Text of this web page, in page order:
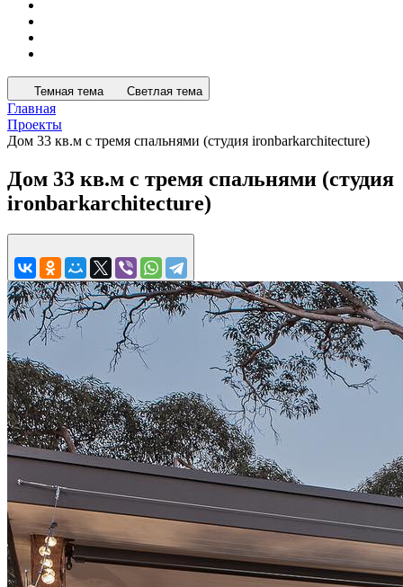
Темная тема Светлая тема
Главная
Проекты
Дом 33 кв.м с тремя спальнями (студия ironbarkarchitecture)
Дом 33 кв.м с тремя спальнями (студия
ironbarkarchitecture)